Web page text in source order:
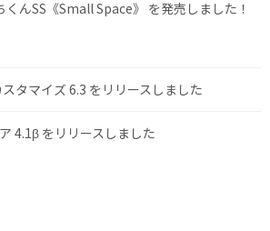
くんSS《Small Space》 を発売しました！
タマイズ 6.3 をリリースしました
4.1β をリリースしました